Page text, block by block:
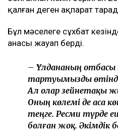
Ол қазіргі әйелінің жүкті
қуанатынын айтты.
– Әділеттің отбасы мен
арасындағы қаржыға
марқұмның зейнетақы
болғаннан кейін берілген
қалған деген ақпарат